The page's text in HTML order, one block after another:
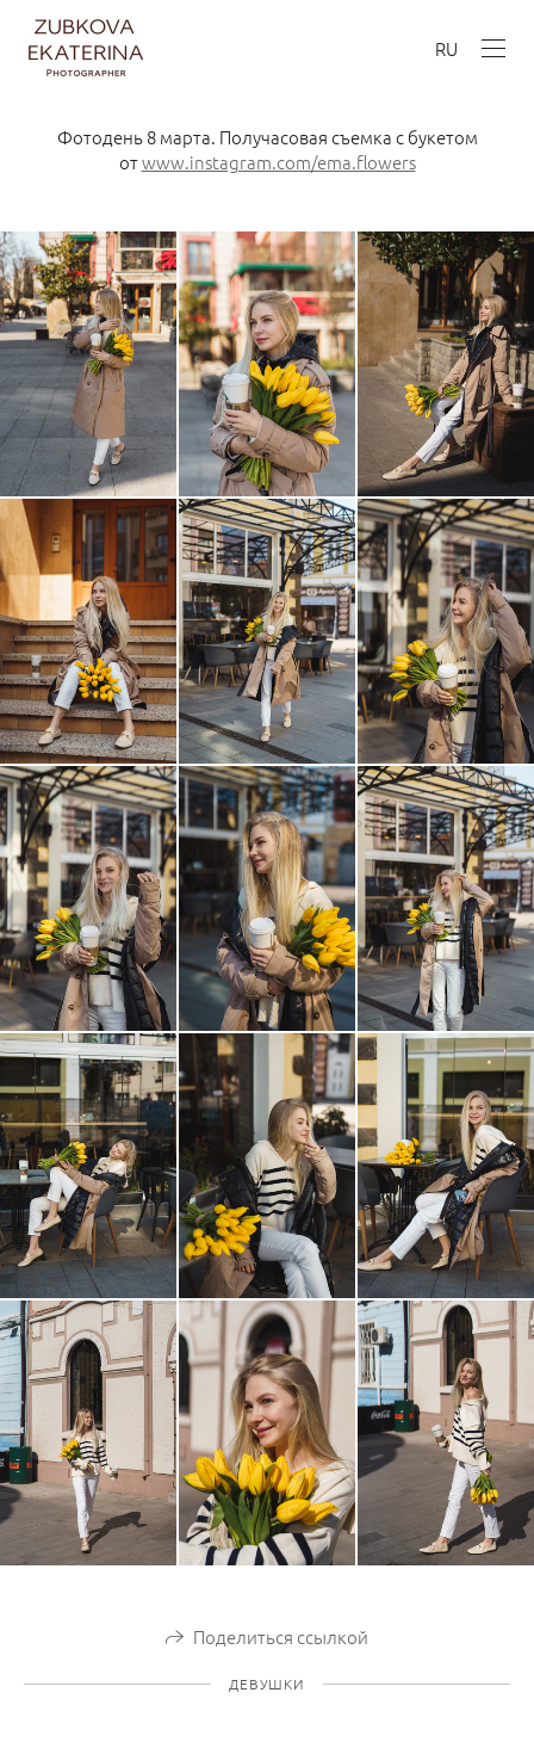
RU
Фотодень 8 марта. Получасовая съемка с букетом
отwww.instagram.com/ema.flowers
Поделиться ссылкой
ДЕВУШКИ